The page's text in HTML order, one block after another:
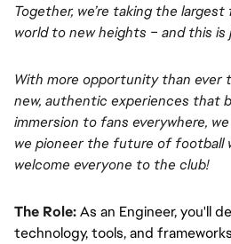
Together, we’re taking the
world to new heights – and this
With more opportunity than ever
new, authentic experiences that
immersion to fans everywhere,
we pioneer the future of football
welcome everyone to the club!
The Role:As an Engineer, you'll
technology, tools, and